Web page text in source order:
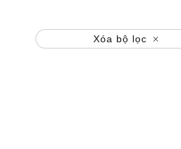
Xóa bộ lọc